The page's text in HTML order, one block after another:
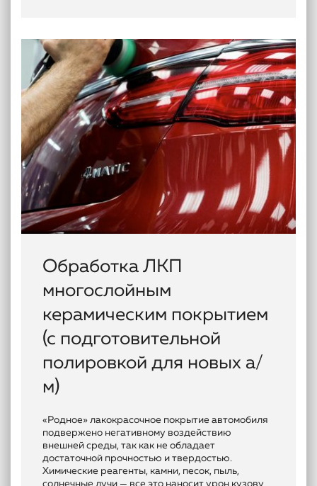
Обработка ЛКП
многослойным
керамическим покрытием
(с подготовительной
полировкой для новых а/
м)
«Родное» лакокрасочное покрытие автомобиля
подвержено негативному воздействию
внешней среды, так как не обладает
достаточной прочностью и твердостью.
Химические реагенты, камни, песок, пыль,
солнечные лучи — все это наносит урон кузову